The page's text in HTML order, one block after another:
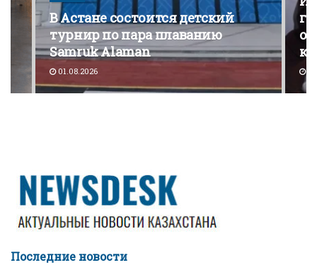
В Астане состоится детский
турнир по пара плаванию
Samruk Alaman
01.08.2026
Последние новости